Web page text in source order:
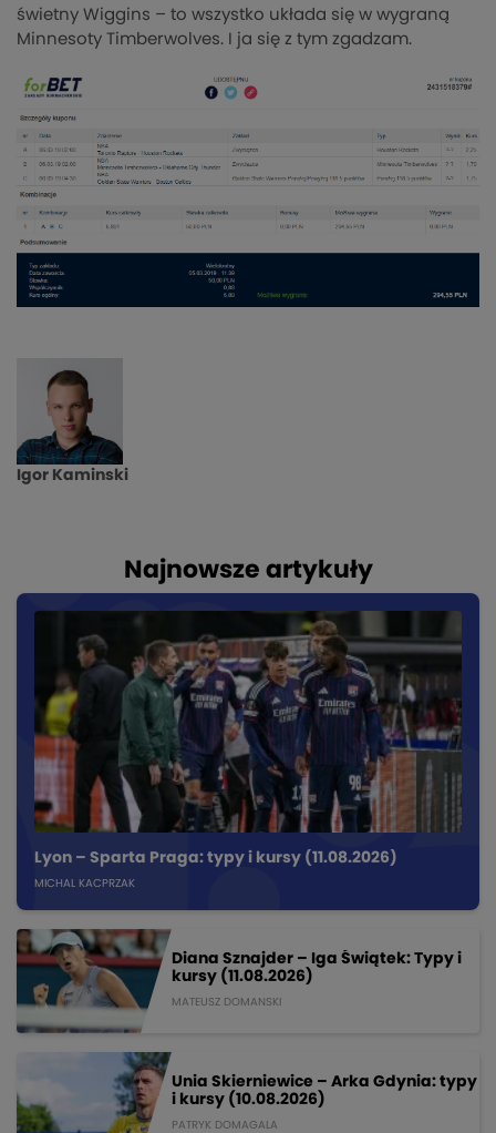
świetny Wiggins – to wszystko układa się w wygraną
Minnesoty Timberwolves. I ja się z tym zgadzam.
Igor Kaminski
Najnowsze artykuły
Lyon – Sparta Praga: typy i kursy (11.08.2026)
MICHAL KACPRZAK
Diana Sznajder – Iga Świątek: Typy i
kursy (11.08.2026)
MATEUSZ DOMANSKI
Unia Skierniewice – Arka Gdynia: typy
i kursy (10.08.2026)
PATRYK DOMAGALA